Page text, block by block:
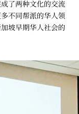
了两种文化的交流
不同帮派的华人领
坡早期华人社会的